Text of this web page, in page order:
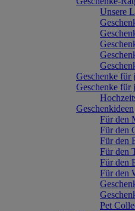
Unsere
Geschenke für
Geschenke für
Geschenkideen
Für den
Für den
Für den
Für den
Für den
Für den
Pet